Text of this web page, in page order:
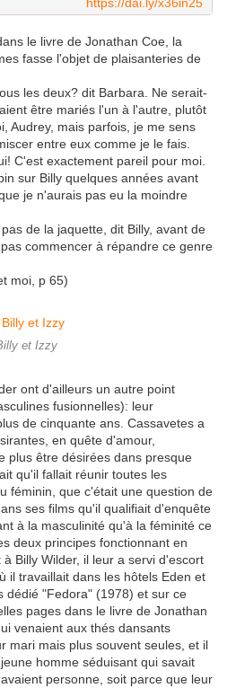
le livre de Jonathan Coe, la
fasse l'objet de plaisanteries de
les deux? dit Barbara. Ne serait-
être mariés l'un à l'autre, plutôt
Audrey, mais parfois, je me sens
entre eux comme je le fais.
C'est exactement pareil pour moi.
sur Billy quelques années avant
je n'aurais pas eu la moindre
de la jaquette, dit Billy, avant de
commencer à répandre ce genre
moi, p 65)
et Izzy
ont d'ailleurs un autre point
fusionnelles): leur
de cinquante ans. Cassavetes a
en quête d'amour,
plus être désirées dans presque
qu'il fallait réunir toutes les
féminin, que c'était une question de
ses films qu'il qualifiait d'enquête
à la masculinité qu'à la féminité ce
deux principes fonctionnant en
Billy Wilder, il leur a servi d'escort
il travaillait dans les hôtels Eden et
dédié "Fedora" (1978) et sur ce
pages dans le livre de Jonathan
venaient aux thés dansants
mari mais plus souvent seules, et il
homme séduisant qui savait
personne, soit parce que leur